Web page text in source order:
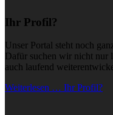
Ihr Profil?
Unser Portal steht noch
Dafür suchen wir nicht nur
auch laufend
Weiterlesen … Ihr Profil?